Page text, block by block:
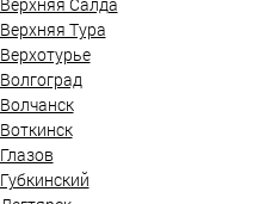
Верхняя Тура
Верхотурье
Волгоград
Волчанск
Воткинск
Глазов
Губкинский